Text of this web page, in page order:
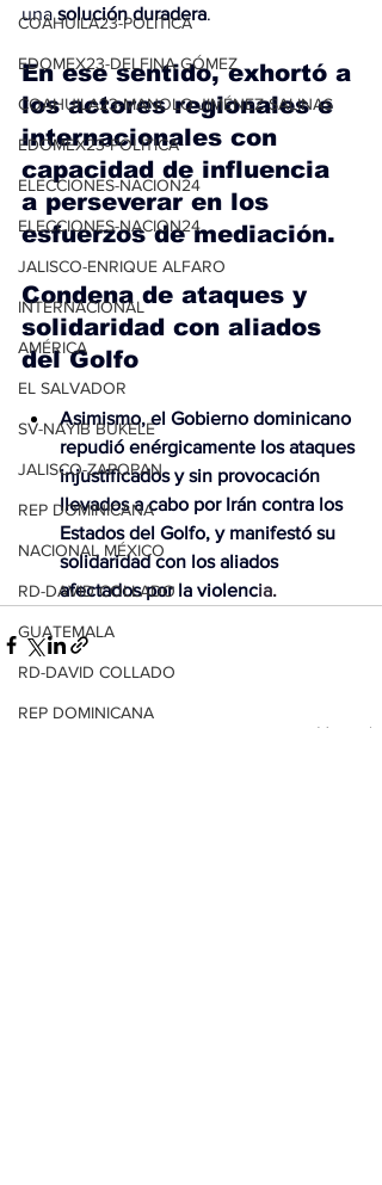
COAHUILA23-POLÍTICA
EDOMEX23-DELFINA GÓMEZ
COAHUILA23-MANOLO JIMÉNEZ SALINAS
EDOMEX23-POLÍTICA
ELECCIONES-NACION24
ELECCIONES-NACION24
JALISCO-ENRIQUE ALFARO
INTERNACIONAL
AMÉRICA
EL SALVADOR
SV-NAYIB BUKELE
JALISCO-ZAPOPAN
REP DOMINICANA
NACIONAL MÉXICO
RD-DAVID COLLADO
GUATEMALA
RD-DAVID COLLADO
REP DOMINICANA
una solución duradera.
En ese sentido, exhortó a
los actores regionales e
internacionales con
capacidad de influencia
a perseverar en los
esfuerzos de mediación.
Condena de ataques y
solidaridad con aliados
del Golfo
Asimismo, el Gobierno dominicano
repudió enérgicamente los ataques
injustificados y sin provocación
llevados a cabo por Irán contra los
Estados del Golfo, y manifestó su
solidaridad con los aliados
afectados por la violencia.
Ver todo